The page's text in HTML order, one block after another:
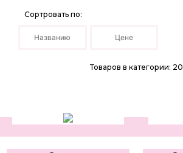
Сортровать по:
Названию Цене
Товаров в категории: 20